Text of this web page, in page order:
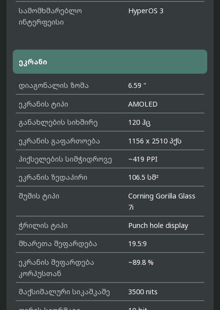
სამომხმარებლო
ინტერფეისი
HyperOS 3
ეკრანი
დიაგონალის ზომა
6.59 "
ეკრანის ტიპი
AMOLED
განახლების სიხშირე
120 ჰც
ეკრანის გაფართოება
1156 x 2510 პქს
პიქსელების სიმჭიდროვე
~419 PPI
ეკრანის ზედაპირი
106.5 სმ²
შუშის ტიპი
Corning Gorilla Glass
7i
ჭრილის ტიპი
Punch hole display
მხარეთა შეფარდება
19.5:9
ეკრანის შეფარდება
კორპუსთან
~89.8 %
მაქსიმალური სიკაშკაშე
3500 nits